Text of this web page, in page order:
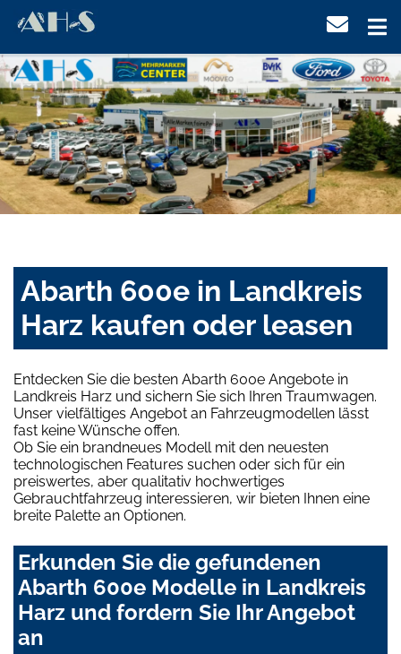
Abarth 600e in Landkreis
Harz kaufen oder leasen
Entdecken Sie die besten Abarth 600e Angebote in
Landkreis Harz und sichern Sie sich Ihren Traumwagen.
Unser vielfältiges Angebot an Fahrzeugmodellen lässt
fast keine Wünsche offen.
Ob Sie ein brandneues Modell mit den neuesten
technologischen Features suchen oder sich für ein
preiswertes, aber qualitativ hochwertiges
Gebrauchtfahrzeug interessieren, wir bieten Ihnen eine
breite Palette an Optionen.
Erkunden Sie die gefundenen
Abarth 600e Modelle in Landkreis
Harz und fordern Sie Ihr Angebot
an